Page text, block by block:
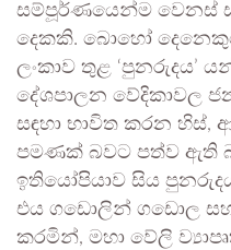
සම්පූර්ණයෙන්ම වෙනස්
දෙකකි. බොහෝ
ලංකාව තුළ ‘පුනරුදය’
දේශපාලන වේදිකාවල
සඳහා භාවිත කරන
පමණක් බවට පත්ව ඇති
ඉතියෝපියාව සිය
එය ගඩොලින් ගඩොල
කරමින්, මහා වේලි